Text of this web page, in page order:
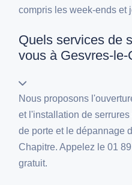
compris les week-ends et
Quels services de
vous à Gesvres-le-
Nous proposons
et l'installation de
de porte et le dépannage
Chapitre. Appelez le 01
gratuit.